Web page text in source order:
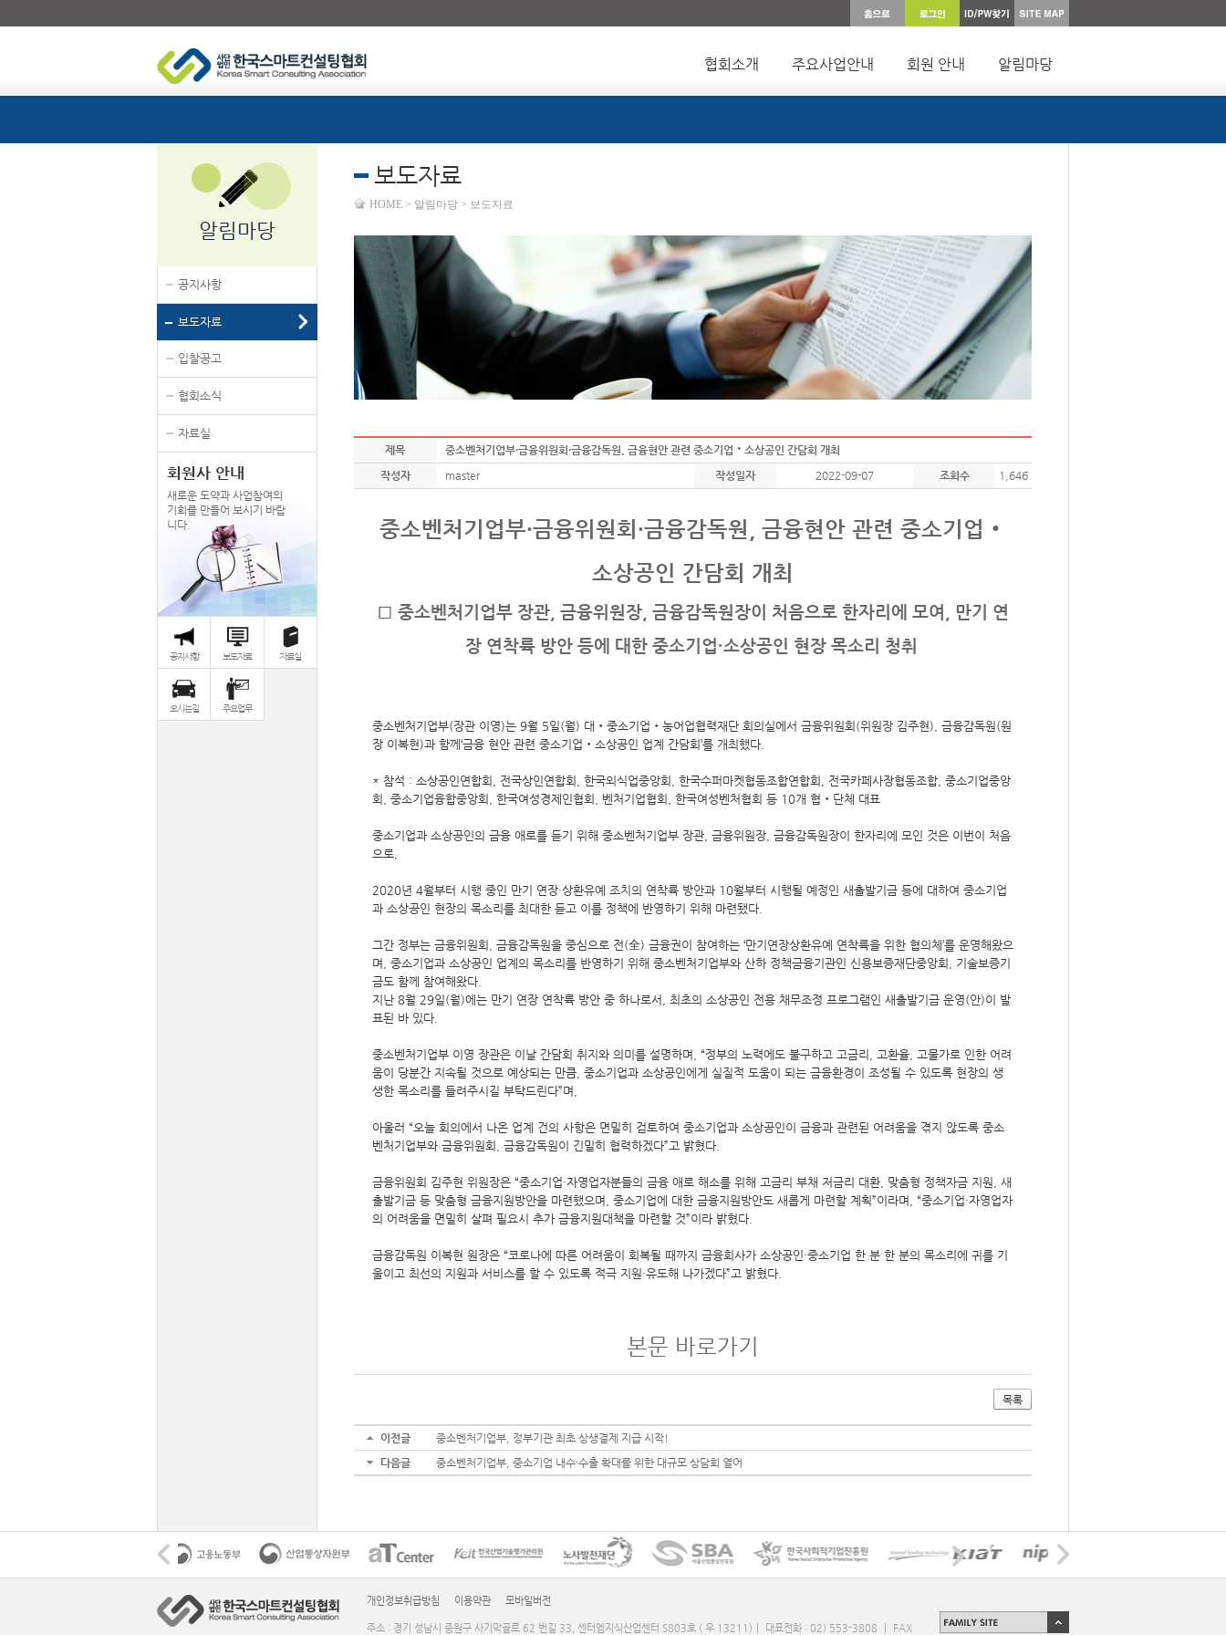
협회소개 주요사업안내 회원 안내 알림마당
알림마당
공지사항
보도자료
입찰공고
협회소식
자료실
회원사 안내
새로운 도약과 사업참여의
기회를 만들어 보시기 바랍
니다.
공지사항 보도자료 자료실
오시는길 주요업무
보도자료
HOME > 알림마당 > 보도자료
제목
중소벤처기업부·금융위원회·금융감독원, 금융현안 관련 중소기업‧소상공인 간담회 개최
작성자
master 작성일자 2022-09-07 조회수 1,646
중소벤처기업부·금융위원회·금융감독원, 금융현안 관련 중소기업‧
소상공인 간담회 개최
□ 중소벤처기업부 장관, 금융위원장, 금융감독원장이 처음으로 한자리에 모여, 만기 연
장 연착륙 방안 등에 대한 중소기업·소상공인 현장 목소리 청취
중소벤처기업부(장관 이영)는 9월 5일(월) 대‧중소기업‧농어업협력재단 회의실에서 금융위원회(위원장 김주현), 금융감독원(원
장 이복현)과 함께‘금융 현안 관련 중소기업‧소상공인 업계 간담회’를 개최했다.
* 참석 : 소상공인연합회, 전국상인연합회, 한국외식업중앙회, 한국수퍼마켓협동조합연합회, 전국카페사장협동조합, 중소기업중앙
회, 중소기업융합중앙회, 한국여성경제인협회, 벤처기업협회, 한국여성벤처협회 등 10개 협‧단체 대표
중소기업과 소상공인의 금융 애로를 듣기 위해 중소벤처기업부 장관, 금융위원장, 금융감독원장이 한자리에 모인 것은 이번이 처음
으로,
2020년 4월부터 시행 중인 만기 연장·상환유예 조치의 연착륙 방안과 10월부터 시행될 예정인 새출발기금 등에 대하여 중소기업
과 소상공인 현장의 목소리를 최대한 듣고 이를 정책에 반영하기 위해 마련됐다.
그간 정부는 금융위원회, 금융감독원을 중심으로 전(全) 금융권이 참여하는 ‘만기연장상환유예 연착륙을 위한 협의체’를 운영해왔으
며, 중소기업과 소상공인 업계의 목소리를 반영하기 위해 중소벤처기업부와 산하 정책금융기관인 신용보증재단중앙회, 기술보증기
금도 함께 참여해왔다.
지난 8월 29일(월)에는 만기 연장 연착륙 방안 중 하나로서, 최초의 소상공인 전용 채무조정 프로그램인 새출발기금 운영(안)이 발
표된 바 있다.
중소벤처기업부 이영 장관은 이날 간담회 취지와 의미를 설명하며, “정부의 노력에도 불구하고 고금리, 고환율, 고물가로 인한 어려
움이 당분간 지속될 것으로 예상되는 만큼, 중소기업과 소상공인에게 실질적 도움이 되는 금융환경이 조성될 수 있도록 현장의 생
생한 목소리를 들려주시길 부탁드린다”며,
아울러 “오늘 회의에서 나온 업계 건의 사항은 면밀히 검토하여 중소기업과 소상공인이 금융과 관련된 어려움을 겪지 않도록 중소
벤처기업부와 금융위원회, 금융감독원이 긴밀히 협력하겠다”고 밝혔다.
금융위원회 김주현 위원장은 “중소기업·자영업자분들의 금융 애로 해소를 위해 고금리 부채 저금리 대환, 맞춤형 정책자금 지원, 새
출발기금 등 맞춤형 금융지원방안을 마련했으며, 중소기업에 대한 금융지원방안도 새롭게 마련할 계획”이라며, “중소기업·자영업자
의 어려움을 면밀히 살펴 필요시 추가 금융지원대책을 마련할 것”이라 밝혔다.
금융감독원 이복현 원장은 “코로나에 따른 어려움이 회복될 때까지 금융회사가 소상공인·중소기업 한 분 한 분의 목소리에 귀를 기
울이고 최선의 지원과 서비스를 할 수 있도록 적극 지원·유도해 나가겠다”고 밝혔다.
본문 바로가기
목록
이전글
중소벤처기업부, 정부기관 최초 상생결제 지급 시작!
다음글
중소벤처기업부, 중소기업 내수·수출 확대를 위한 대규모 상담회 열어
개인정보취급방침 이용약관 모바일버전
주소 : 경기 성남시 중원구 사기막골로 62 번길 33, 센터엠지식산업센터 S803호 ( 우 13211) 대표전화 : 02) 553-3808 FAX